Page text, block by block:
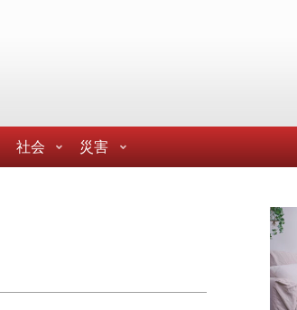
社会 災害